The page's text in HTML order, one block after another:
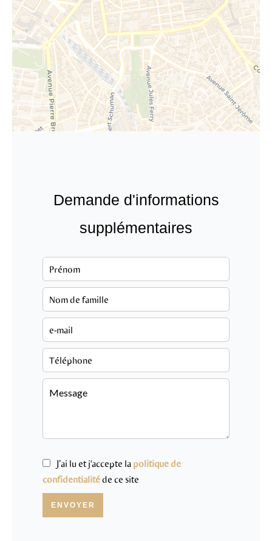
Demande d'informations
supplémentaires
J’ai lu et j'accepte la politique de
confidentialitéde ce site
ENVOYER